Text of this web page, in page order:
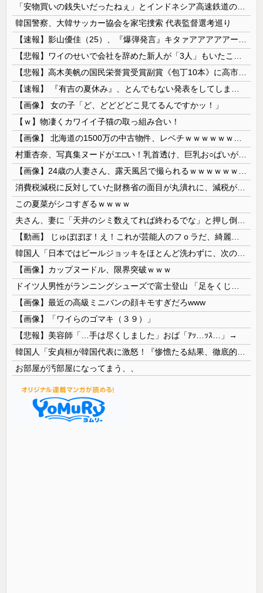
韓国警察、大韓サッカー協会を家宅捜索 代表監督選考巡り
【画像】 女の子「ど、どどどどこ見てるんですかッ！」
【ｗ】物凄くカワイイ子猫の取っ組み合い！
この夏菜がシコすぎるｗｗｗｗ
【画像】カップヌードル、限界突破ｗｗｗ
【画像】最近の高級ミニバンの顔キモすぎだろwww
【画像】「ワイらのゴマキ（３９）」
【悲報】美容師「…手は尽くしました」おば「ｱｯ…ｯｽ…」→
お部屋が汚部屋になってまう、、